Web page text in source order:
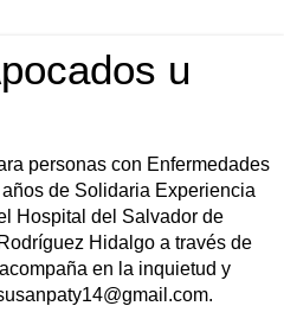
u
personas con Enfermedades
de Solidaria Experiencia
Hospital del Salvador de
Hidalgo a través de
en la inquietud y